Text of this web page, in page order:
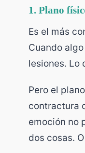
1. Plano
Es el más
Cuando
lesiones. Lo
Pero el
contractura
emoción no
dos cosas.